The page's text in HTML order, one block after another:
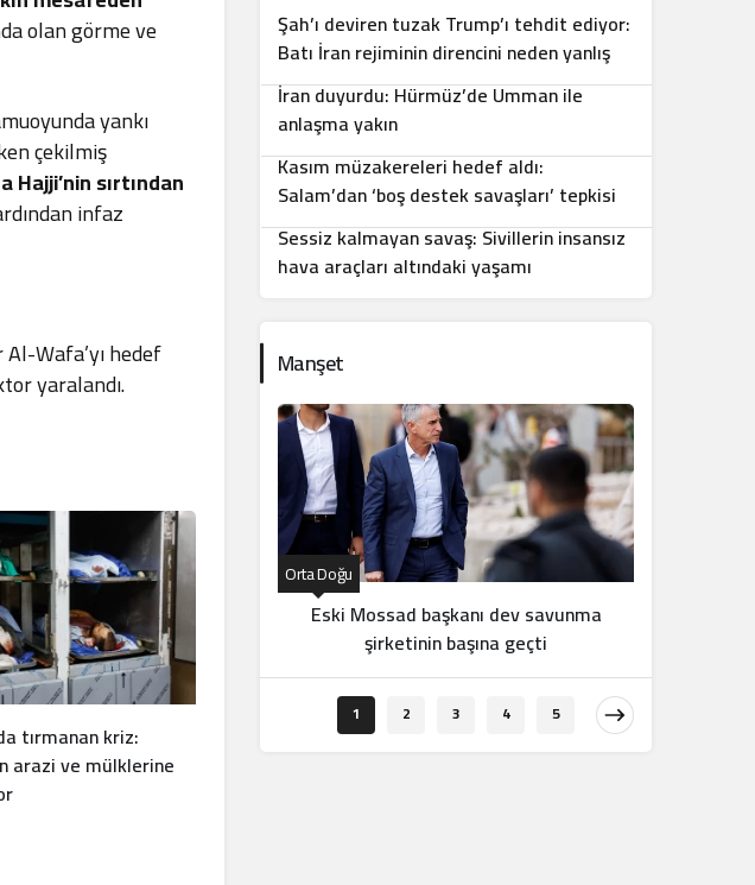
olan görme ve
yankı
çekilmiş
sırtından
infaz
Wafa’yı hedef
yaralandı.
tırmanan kriz:
arazi ve mülklerine
Şah’ı deviren tuzak Trump’ı tehdit ediyor:
Batı İran rejiminin direncini neden yanlış
anlıyor
8
İran duyurdu: Hürmüz’de Umman ile
anlaşma yakın
9
Kasım müzakereleri hedef aldı:
Salam’dan ‘boş destek savaşları’ tepkisi
10
Sessiz kalmayan savaş: Sivillerin insansız
hava araçları altındaki yaşamı
Manşet
Orta Doğu
Eski Mossad başkanı dev savunma
şirketinin başına geçti
1 2 3 4 5